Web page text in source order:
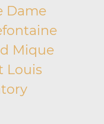
Dame
Mique
Louis